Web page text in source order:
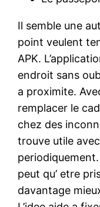
Il semble une
point veulent
APK.
endroit sans
a proximite.
remplacer le
chez des
trouve utile
peut qu’ etre
davantage